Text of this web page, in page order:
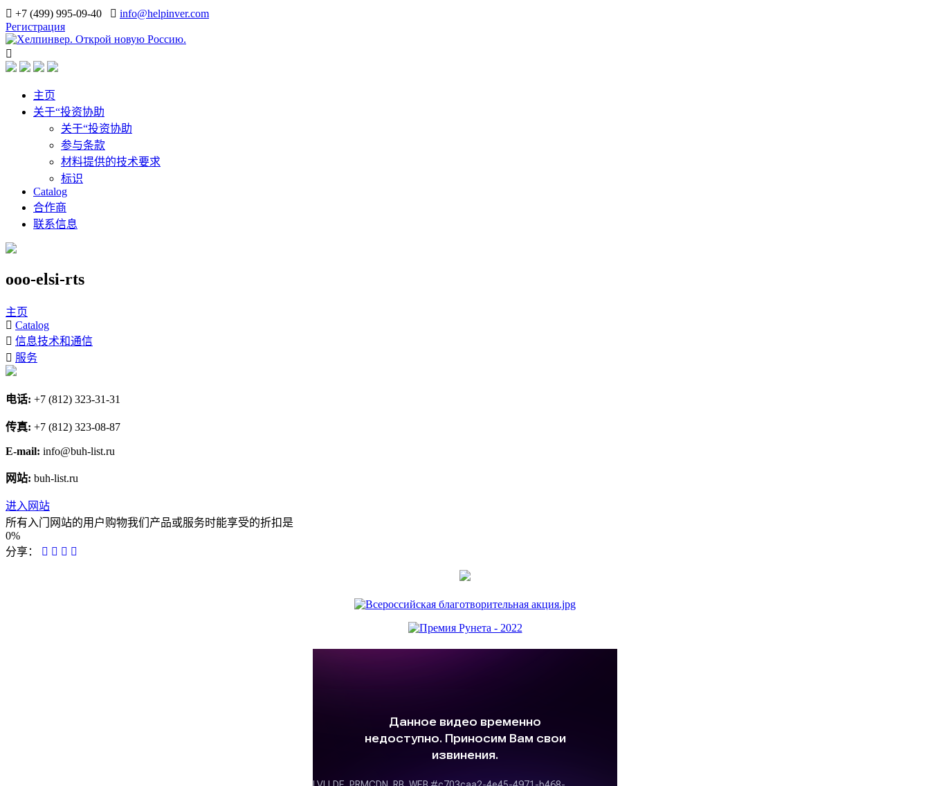
+7 (499) 995-09-40
info@helpinver.com
Регистрация
主页
关于“投资协助
关于“投资协助
参与条款
材料提供的技术要求
标识
Catalog
合作商
联系信息
ooo-elsi-rts
主页
Catalog
信息技术和通信
服务
电话: +7 (812) 323-31-31
传真: +7 (812) 323-08-87
E-mail: info@buh-list.ru
网站: buh-list.ru
进入网站
所有入门网站的用户购物我们产品或服务时能享受的折扣是
0%
分享：